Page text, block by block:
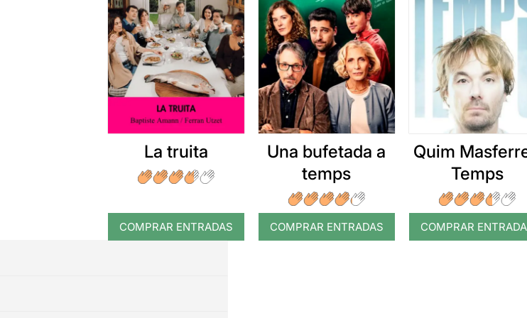
La truita
COMPRAR ENTRADAS
Una bufetada a
temps
COMPRAR ENTRADAS
Quim
Temps
COMPRAR